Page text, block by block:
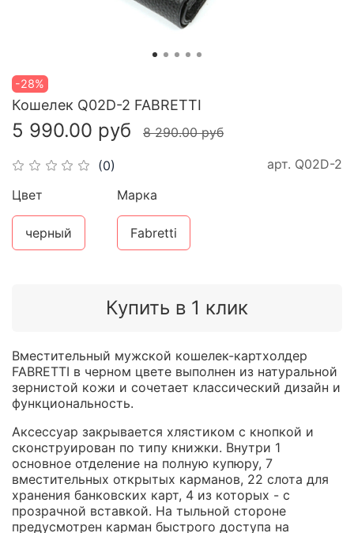
-28%
(0) арт. Q02D-2
Кошелек Q02D-2 FABRETTI
5 990.00 руб 8 290.00 руб
Купить в 1 клик
Цвет
черный
Марка
Fabretti
Вместительный мужской кошелек-картхолдер
FABRETTI в черном цвете выполнен из натуральной
зернистой кожи и сочетает классический дизайн и
функциональность.
Аксессуар закрывается хлястиком с кнопкой и
сконструирован по типу книжки. Внутри 1
основное отделение на полную купюру, 7
вместительных открытых карманов, 22 слота для
хранения банковских карт, 4 из которых - с
прозрачной вставкой. На тыльной стороне
предусмотрен карман быстрого доступа на